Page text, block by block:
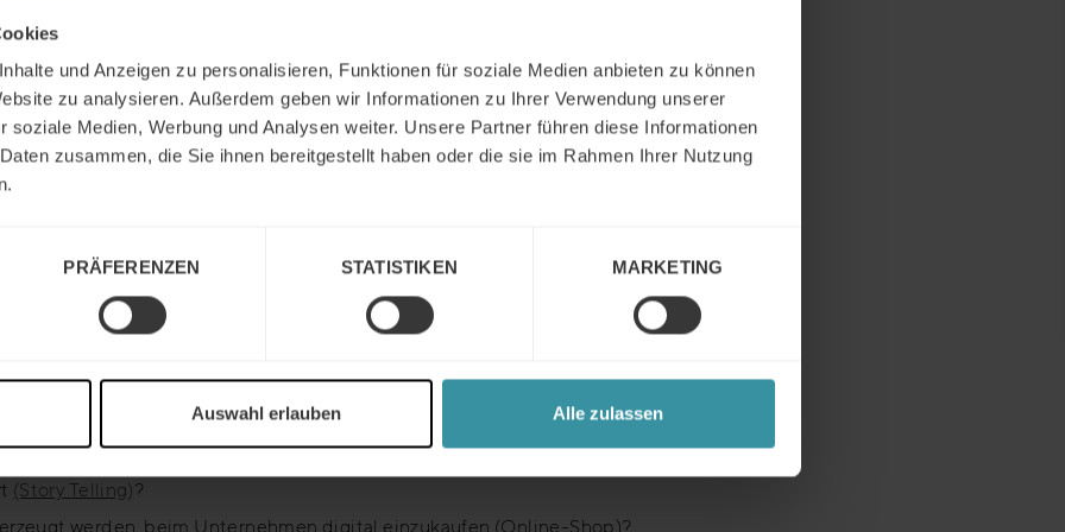
und Anzeigen zu personalisieren, Funktionen für soziale Medien anbieten zu können
zu analysieren. Außerdem geben wir Informationen zu Ihrer Verwendung unserer
soziale Medien, Werbung und Analysen weiter. Unsere Partner führen diese Informationen
zusammen, die Sie ihnen bereitgestellt haben oder die sie im Rahmen Ihrer Nutzung
PRÄFERENZEN STATISTIKEN MARKETING
Auswahl erlauben Alle zulassen
Innendienst am Telefon adäquat einsetzen?
angesprochen werden?
am Telefon überwinden?
Mitgliedern der Marktbearbeitungsteams erfolgen(Vertriebsteams)?
strategisch betreut
in gängige CRM-Systeme durch den Innendienst integriert und genutzt?
Vertriebsinnendienst genutzt werden(Experteninterview)
am Telefon?
angesprochen?
am Telefon?
geführt(Preisverhandlungen)?
(Story Telling)?
werden, beim Unternehmen digital einzukaufen (Online-Shop)?